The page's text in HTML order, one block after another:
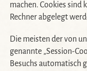
machen. Cookies sind
Rechner abgelegt
Die meisten der von
genannte „Session-
Besuchs automatisch